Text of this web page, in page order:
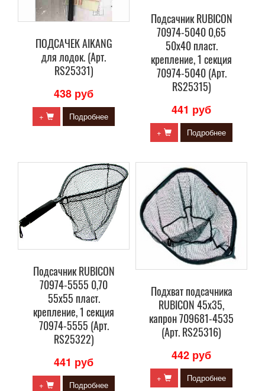
ПОДСАЧЕК AIKANG
для лодок. (Арт.
RS25331)
438 руб
+ Подробнее
Подсачник RUBICON
70974-5040 0,65
50x40 пласт.
крепление, 1 секция
70974-5040 (Арт.
RS25315)
441 руб
+ Подробнее
Подсачник RUBICON
70974-5555 0,70
55x55 пласт.
крепление, 1 секция
70974-5555 (Арт.
RS25322)
441 руб
+ Подробнее
Подхват подсачника
RUBICON 45х35,
капрон 709681-4535
(Арт. RS25316)
442 руб
+ Подробнее